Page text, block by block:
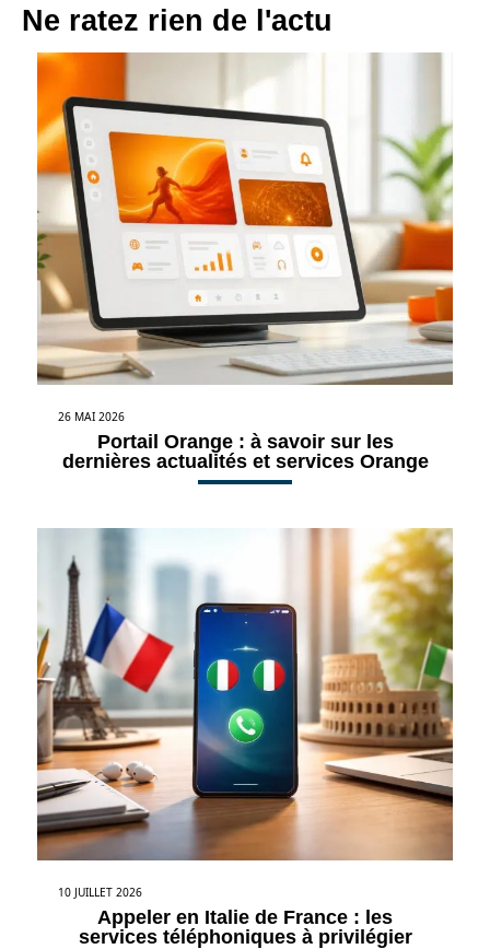
Ne ratez rien de l'actu
26 MAI 2026
Portail Orange : à savoir sur les
dernières actualités et services Orange
10 JUILLET 2026
Appeler en Italie de France : les
services téléphoniques à privilégier